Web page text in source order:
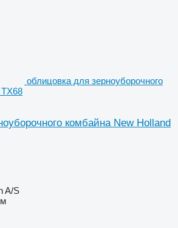
облицовка для зерноуборочного
комбайна New Holland
A/S